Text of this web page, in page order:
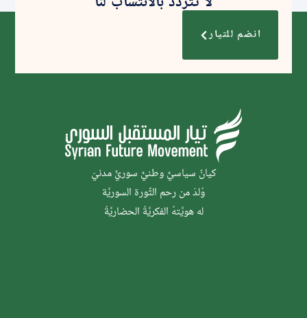
انضم للتيار
كيانٌ سياسيٌّ وطنيٌّ سوريٌّ مدنيّ
وُلدَ من رحم الثَّورة السوريَّة
له هويَّتهُ الفكريَّةُ الحضاريَّةُ